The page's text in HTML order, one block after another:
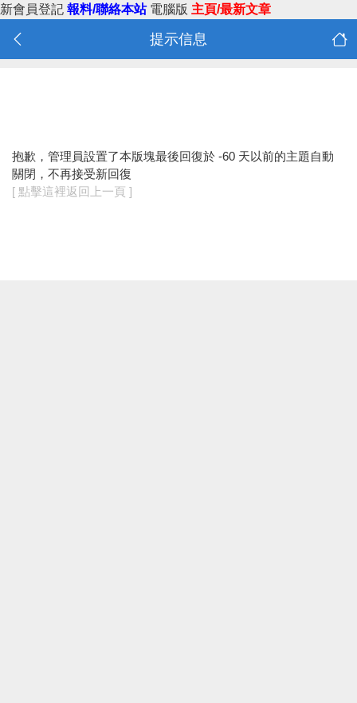
新會員登記 報料/聯絡本站 電腦版 主頁/最新文章
提示信息
抱歉，管理員設置了本版塊最後回復於 -60 天以前的主題自動
關閉，不再接受新回復
[ 點擊這裡返回上一頁 ]